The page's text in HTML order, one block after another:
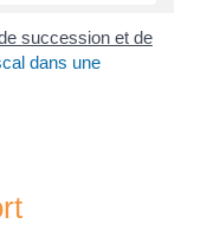
succession et de
dans une